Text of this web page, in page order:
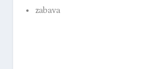
zabava